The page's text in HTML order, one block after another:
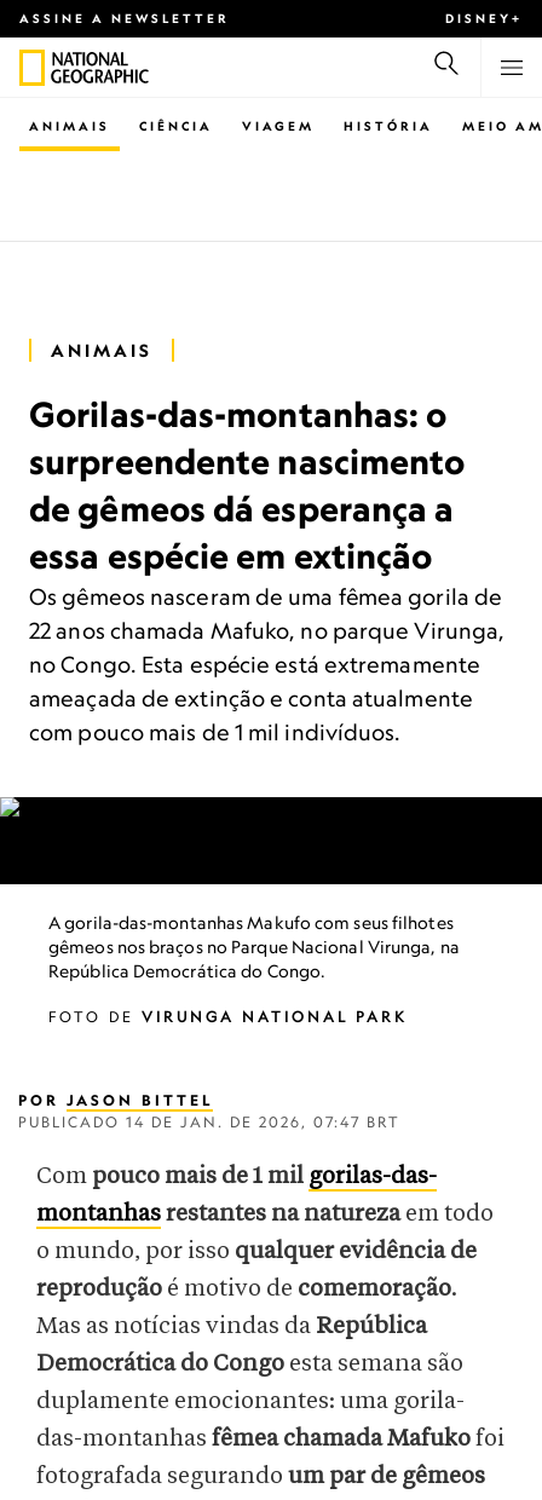
ASSINE A NEWSLETTER DISNEY+
CIÊNCIA VIAGEM
ANIMAIS HISTÓRIA MEIO
ANIMAIS
Gorilas-das-montanhas: o
surpreendente nascimento
de gêmeos dá esperança a
essa espécie em extinção
Os gêmeos nasceram de uma fêmea gorila de
22 anos chamada Mafuko, no parque Virunga,
no Congo. Esta espécie está extremamente
ameaçada de extinção e conta atualmente
com pouco mais de 1 mil indivíduos.
A gorila-das-montanhas Makufo com seus filhotes
gêmeos nos braços no Parque Nacional Virunga, na
República Democrática do Congo.
FOTO DE VIRUNGA NATIONAL PARK
POR JASON BITTEL
PUBLICADO 14 DE JAN. DE 2026, 07:47 BRT
Com pouco mais de 1 mil gorilas-das-
montanhasrestantes na naturezaem todo
o mundo, por isso qualquer evidência de
reprodução é motivo de comemoração.
Mas as notícias vindas da República
Democrática do Congo esta semana são
duplamente emocionantes: uma gorila-
das-montanhas fêmea chamada Mafukofoi
fotografada segurando um par de gêmeos